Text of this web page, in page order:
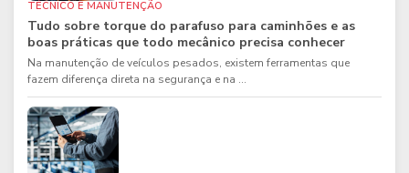
TÉCNICO E MANUTENÇÃO
Tudo sobre torque do parafuso para caminhões e as
boas práticas que todo mecânico precisa conhecer
Na manutenção de veículos pesados, existem ferramentas que
fazem diferença direta na segurança e na ...